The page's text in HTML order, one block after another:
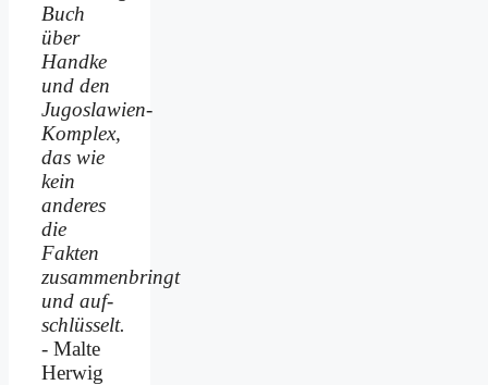
Buch
über
Handke
und den
Jugoslawien-
Komplex,
das wie
kein
anderes
die
Fakten
zusammenbringt
und auf­
schlüsselt.
- Malte
Herwig